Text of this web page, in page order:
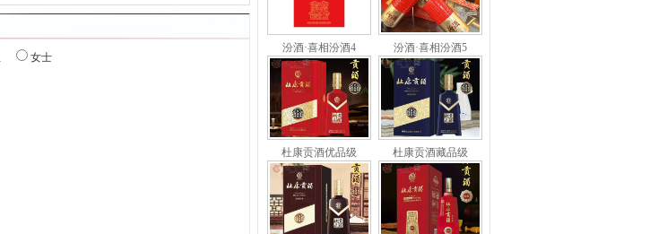
女士
汾酒·喜相汾酒4 汾酒·喜相汾酒5
杜康贡酒优品级 杜康贡酒藏品级